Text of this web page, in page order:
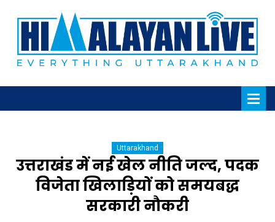
Uttarakhand
उत्तराखंड में नई खेल नीति जल्द, पदक
विजेता खिलाड़ियों को समयबद्ध
सरकारी नौकरी